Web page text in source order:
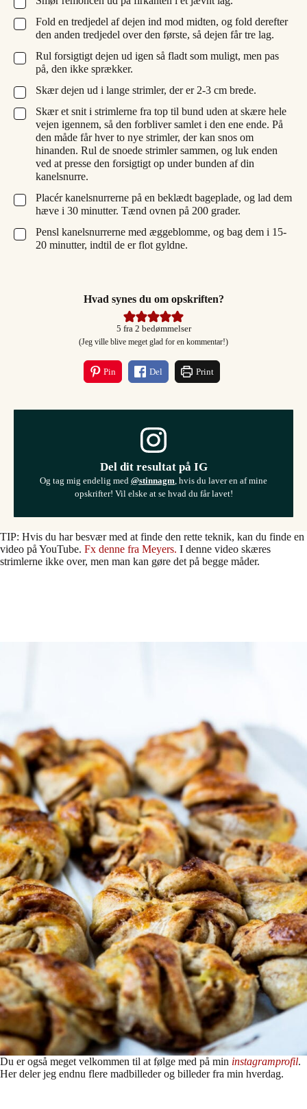
▢
Fold en tredjedel af dejen ind mod midten, og fold derefter
den anden tredjedel over den første, så dejen får tre lag.
▢
Rul forsigtigt dejen ud igen så fladt som muligt, men pas
på, den ikke sprækker.
▢
Skær dejen ud i lange strimler, der er 2-3 cm brede.
▢
Skær et snit i strimlerne fra top til bund uden at skære hele
vejen igennem, så den forbliver samlet i den ene ende. På
den måde får hver to nye strimler, der kan snos om
hinanden. Rul de snoede strimler sammen, og luk enden
ved at presse den forsigtigt op under bunden af din
kanelsnurre.
▢
Placér kanelsnurrerne på en beklædt bageplade, og lad dem
hæve i 30 minutter. Tænd ovnen på 200 grader.
▢
Pensl kanelsnurrerne med æggeblomme, og bag dem i 15-
20 minutter, indtil de er flot gyldne.
Hvad synes du om opskriften?
5 fra 2 bedømmelser
(Jeg ville blive meget glad for en kommentar!)
Pin Del Print
Del dit resultat på IG
Og tag mig endelig med @stinnagm , hvis du laver en af mine
opskrifter! Vil elske at se hvad du får lavet!
TIP: Hvis du har besvær med at finde den rette teknik, kan du finde en
video på YouTube. Fx denne fra Meyers. I denne video skæres
strimlerne ikke over, men man kan gøre det på begge måder.
Du er også meget velkommen til at følge med på min instagramprofil.
Her deler jeg endnu flere madbilleder og billeder fra min hverdag.